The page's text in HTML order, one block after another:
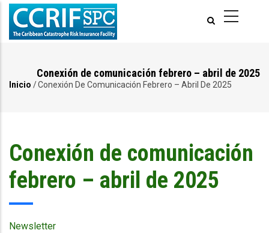
Pasar
contenido
Conexión de comunicación febrero – abril de 2025
Inicio /Conexión De Comunicación Febrero – Abril De 2025
Conexión de comunicación
febrero – abril de 2025
Newsletter